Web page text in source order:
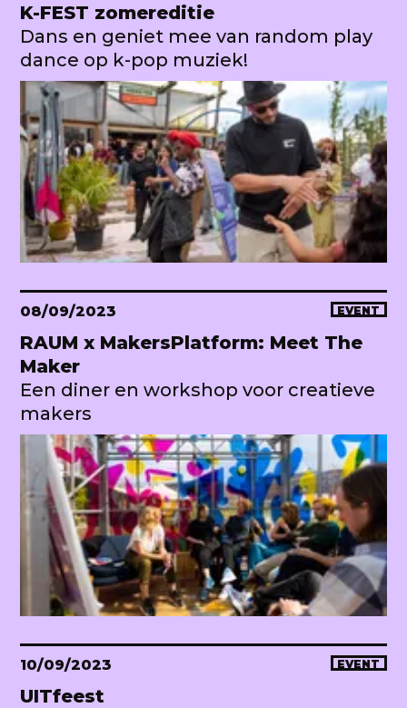
K-FEST zomereditie
Dans en geniet mee van random play
dance op k-pop muziek!
08/09/2023 EVENT
RAUM x MakersPlatform: Meet The
Maker
Een diner en workshop voor creatieve
makers
10/09/2023 EVENT
UITfeest